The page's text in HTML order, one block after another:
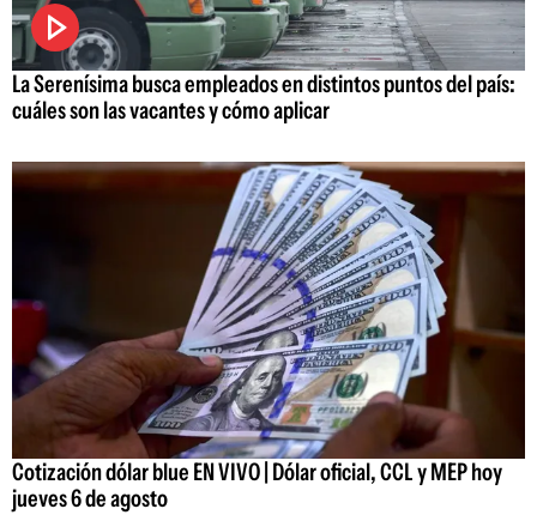
La Serenísima busca empleados en distintos puntos del país:
cuáles son las vacantes y cómo aplicar
Cotización dólar blue EN VIVO | Dólar oficial, CCL y MEP hoy
jueves 6 de agosto